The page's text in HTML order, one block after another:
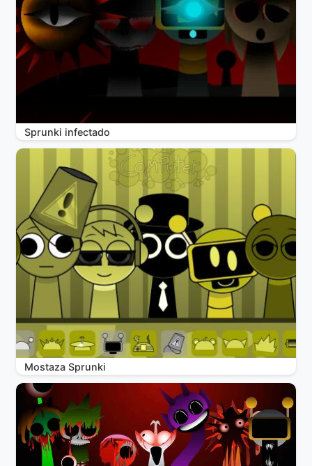
Sprunki infectado
Mostaza Sprunki